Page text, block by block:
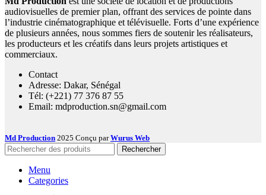
audiovisuelles de premier plan, offrant des services de pointe dans
l’industrie cinématographique et télévisuelle. Forts d’une expérience
de plusieurs années, nous sommes fiers de soutenir les réalisateurs,
les producteurs et les créatifs dans leurs projets artistiques et
commerciaux.
Contact
Adresse: Dakar, Sénégal
Tél: (+221) 77 376 87 55
Email: mdproduction.sn@gmail.com
Md Production 2025 Conçu parWurus Web
Rechercher
Menu
Categories